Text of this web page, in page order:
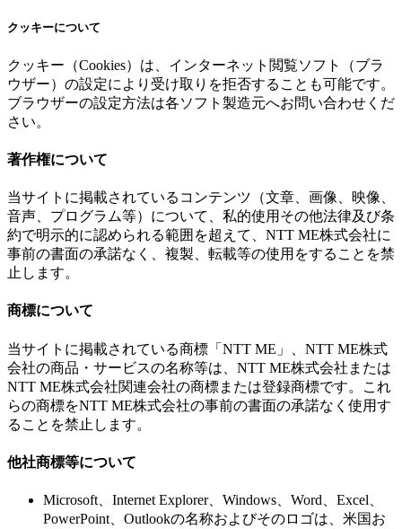
クッキーについて
クッキー（Cookies）は、インターネット閲覧ソフト（ブラ
ウザー）の設定により受け取りを拒否することも可能です。
ブラウザーの設定方法は各ソフト製造元へお問い合わせくだ
さい。
著作権について
当サイトに掲載されているコンテンツ（文章、画像、映像、
音声、プログラム等）について、私的使用その他法律及び条
約で明示的に認められる範囲を超えて、NTT ME株式会社に
事前の書面の承諾なく、複製、転載等の使用をすることを禁
止します。
商標について
当サイトに掲載されている商標「NTT ME」、NTT ME株式
会社の商品・サービスの名称等は、NTT ME株式会社または
NTT ME株式会社関連会社の商標または登録商標です。これ
らの商標をNTT ME株式会社の事前の書面の承諾なく使用す
ることを禁止します。
他社商標等について
Microsoft、Internet Explorer、Windows、Word、Excel、
PowerPoint、Outlookの名称およびそのロゴは、米国お